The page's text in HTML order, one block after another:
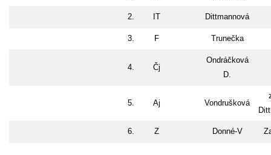
2. IT Dittmannová
3. F Trunečka
4. Čj
Ondráčková
D.
5. Aj Vondrušková
6. Z Donné-V